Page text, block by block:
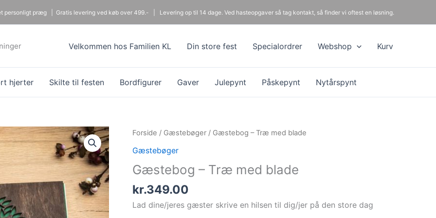
personligt præg | Gratis levering ved køb over 499.- | Levering op til 14 dage. Ved hasteopgaver så tag kontakt, så finder vi oftest en løsning.
Velkommen hos Familien KL Din store fest Specialordrer Webshop Kurv
hjerter Skilte til festen Bordfigurer Gaver Julepynt Påskepynt Nytårspynt
Forside / Gæstebøger / Gæstebog – Træ med blade
Gæstebøger
Gæstebog – Træ med blade
kr.349.00
Lad dine/jeres gæster skrive en hilsen til dig/jer på den store dag